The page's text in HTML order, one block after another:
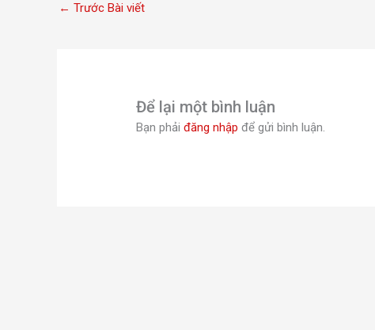
← Trước Bài viết
Để lại một bình luận
Bạn phảiđăng nhập để gửi bình luận.